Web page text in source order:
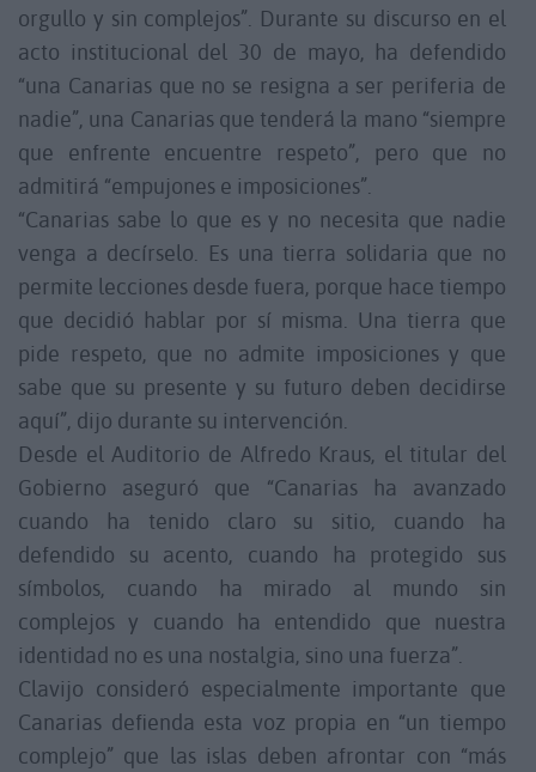
orgullo y sin complejos”. Durante su discurso en el
acto institucional del 30 de mayo, ha defendido
“una Canarias que no se resigna a ser periferia de
nadie”, una Canarias que tenderá la mano “siempre
que enfrente encuentre respeto”, pero que no
admitirá “empujones e imposiciones”.
“Canarias sabe lo que es y no necesita que nadie
venga a decírselo. Es una tierra solidaria que no
permite lecciones desde fuera, porque hace tiempo
que decidió hablar por sí misma. Una tierra que
pide respeto, que no admite imposiciones y que
sabe que su presente y su futuro deben decidirse
aquí”, dijo durante su intervención.
Desde el Auditorio de Alfredo Kraus, el titular del
Gobierno aseguró que “Canarias ha avanzado
cuando ha tenido claro su sitio, cuando ha
defendido su acento, cuando ha protegido sus
símbolos, cuando ha mirado al mundo sin
complejos y cuando ha entendido que nuestra
identidad no es una nostalgia, sino una fuerza”.
Clavijo consideró especialmente importante que
Canarias defienda esta voz propia en “un tiempo
complejo” que las islas deben afrontar con “más